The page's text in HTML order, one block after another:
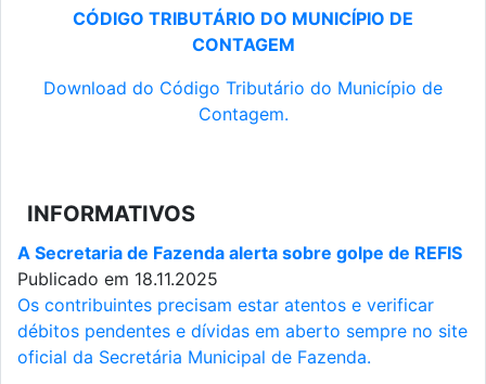
CÓDIGO TRIBUTÁRIO DO MUNICÍPIO DE
CONTAGEM
Download do Código Tributário do Município de
Contagem.
INFORMATIVOS
A Secretaria de Fazenda alerta sobre golpe de REFIS
Publicado em 18.11.2025
Os contribuintes precisam estar atentos e verificar
débitos pendentes e dívidas em aberto sempre no site
oficial da Secretária Municipal de Fazenda.